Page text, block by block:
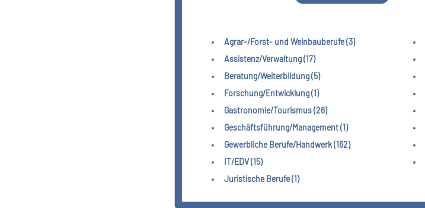
Agrar-/Forst- und Weinbauberufe (3)
Assistenz/Verwaltung (17)
Beratung/Weiterbildung (5)
Forschung/Entwicklung (1)
Gastronomie/Tourismus (26)
Geschäftsführung/Management (1)
Gewerbliche Berufe/Handwerk (162)
IT/EDV (15)
Juristische Berufe (1)